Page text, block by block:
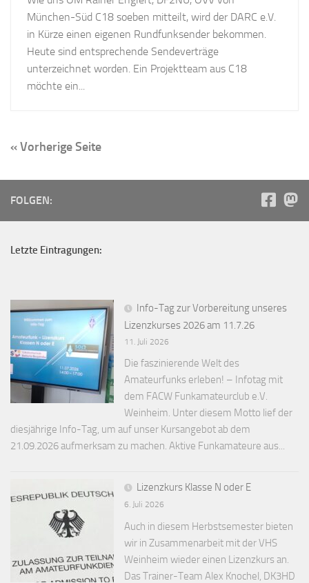
München-Süd C18 soeben mitteilt, wird der DARC e.V.
in Kürze einen eigenen Rundfunksender bekommen.
Heute sind entsprechende Sendeverträge
unterzeichnet worden. Ein Projektteam aus C18
möchte ein...
« Vorherige Seite
FOLGEN:
Letzte Eintragungen:
Info-Tag zur Vorbereitung unseres
Lizenzkurses 2026 am 11.7.26
11. Juli 2026
Die faszinierende Welt des
Amateurfunks erleben! – Infotag mit
dem FACW Funkamateurclub e.V.
Weinheim. Unter diesem Motto lief der
diesjährige Info-Tag, um auf unser Kursangebot ab dem
21.09.2026 aufmerksam zu machen. Aktive Funkamateure aus...
Lizenzkurs Klasse N oder E
6. Juli 2026
Auch in diesem Herbstsemester bieten
wir in Zusammenarbeit mit der VHS
Weinheim wieder einen Lizenzkurs an.
Das Trainer-Team Alex Knochel, DK3HD